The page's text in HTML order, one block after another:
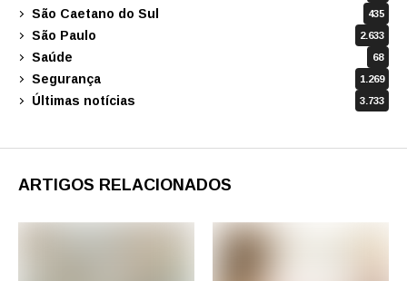
São Caetano do Sul 435
São Paulo 2.633
Saúde 68
Segurança 1.269
Últimas notícias 3.733
ARTIGOS RELACIONADOS